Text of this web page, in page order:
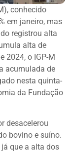
conhecido
em janeiro, mas
registrou alta
alta de
2024, o IGP-M
acumulada de
nesta quinta-
da Fundação
desacelerou
bovino e suíno.
que a alta dos